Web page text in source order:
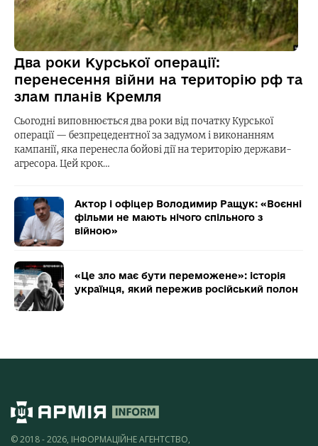
Два роки Курської операції:
перенесення війни на територію рф та
злам планів Кремля
Сьогодні виповнюється два роки від початку Курської
операції — безпрецедентної за задумом і виконанням
кампанії, яка перенесла бойові дії на територію держави-
агресора. Цей крок…
Актор і офіцер Володимир Ращук: «Воєнні
фільми не мають нічого спільного з
війною»
«Це зло має бути переможене»: історія
українця, який пережив російський полон
© 2018 - 2026, ІНФОРМАЦІЙНЕ АГЕНТСТВО,